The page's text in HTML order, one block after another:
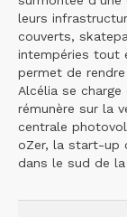
leurs
couverts,
intempéries tout
permet de
Alcélia se
rémunère sur la
centrale
oZer, la start-up
dans le sud de la